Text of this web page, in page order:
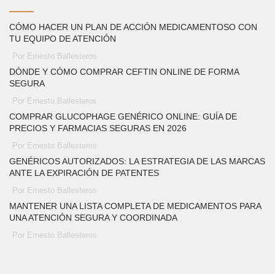
CÓMO HACER UN PLAN DE ACCIÓN MEDICAMENTOSO CON
TU EQUIPO DE ATENCIÓN
Por Ernesto Ballesteros
DÓNDE Y CÓMO COMPRAR CEFTIN ONLINE DE FORMA
SEGURA
Por Ernesto Ballesteros
COMPRAR GLUCOPHAGE GENÉRICO ONLINE: GUÍA DE
PRECIOS Y FARMACIAS SEGURAS EN 2026
Por Ernesto Ballesteros
GENÉRICOS AUTORIZADOS: LA ESTRATEGIA DE LAS MARCAS
ANTE LA EXPIRACIÓN DE PATENTES
Por Ernesto Ballesteros
MANTENER UNA LISTA COMPLETA DE MEDICAMENTOS PARA
UNA ATENCIÓN SEGURA Y COORDINADA
Por Ernesto Ballesteros